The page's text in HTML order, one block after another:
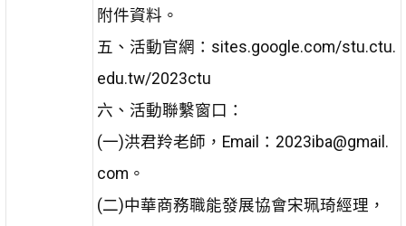
附件資料。
五、活動官網：sites.google.com/stu.ctu.
edu.tw/2023ctu
六、活動聯繫窗口：
(一)洪君羚老師，Email：2023iba@gmail.
com。
(二)中華商務職能發展協會宋珮琦經理，